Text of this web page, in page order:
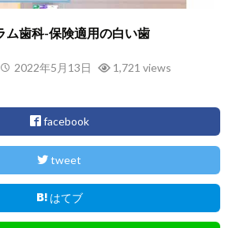
ム歯科-保険適用の白い歯
2022年5月13日 1,721 views
facebook
tweet
はてブ